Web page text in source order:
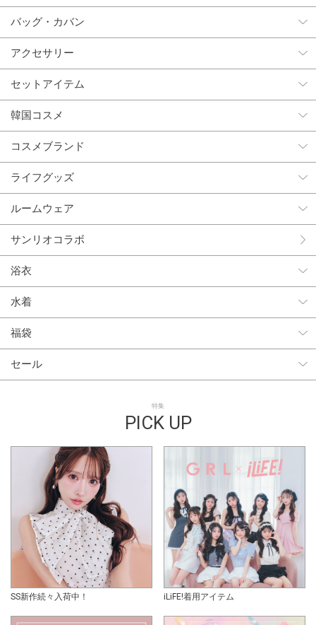
バッグ・カバン
アクセサリー
セットアイテム
韓国コスメ
コスメブランド
ライフグッズ
ルームウェア
サンリオコラボ
浴衣
水着
福袋
セール
特集
PICK UP
SS新作続々入荷中！ iLiFE!着用アイテム